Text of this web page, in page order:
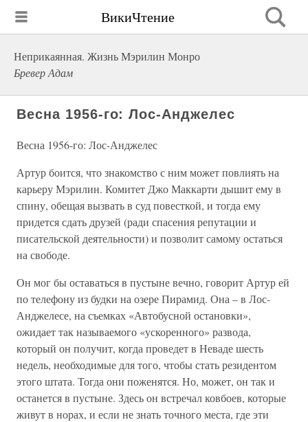
ВикиЧтение
Неприкаянная. Жизнь Мэрилин Монро
Бревер Адам
Весна 1956-го: Лос-Анджелес
Весна 1956-го: Лос-Анджелес
Артур боится, что знакомство с ним может повлиять на
карьеру Мэрилин. Комитет Джо Маккарти дышит ему в
спину, обещая вызвать в суд повесткой, и тогда ему
придется сдать друзей (ради спасения репутации и
писательской деятельности) и позволит самому остаться
на свободе.
Он мог бы оставаться в пустыне вечно, говорит Артур ей
по телефону из будки на озере Пирамид. Она – в Лос-
Анджелесе, на съемках «Автобусной остановки»,
ожидает так называемого «ускоренного» развода,
который он получит, когда проведет в Неваде шесть
недель, необходимые для того, чтобы стать резидентом
этого штата. Тогда они поженятся. Но, может, он так и
останется в пустыне. Здесь он встречал ковбоев, которые
живут в норах, и если не знать точного места, где эти